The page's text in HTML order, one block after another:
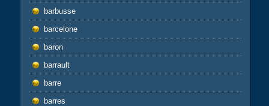
barbusse
barcelone
baron
barrault
barre
barres